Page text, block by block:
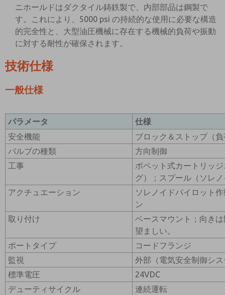
ニホールドはダクタイル鋳鉄製で、内部部品は鋼製で
す。これにより、5000 psi の持続的な使用に必要な構造
的完全性と、大型油圧機械に存在する機械的負荷や振動
に対する耐性が確保されます。
技術仕様
一般仕様
パラメータ
仕様
安全機能
ブロック＆ストップ（
バルブの種類
方向制御
工事
ポペット式カートリッ
グ）；スプール（ソレ
アクチュエーション
ソレノイドパイロット
ン
取り付け
ベースマウント；向き
望ましい。
ポートタイプ
コードフランジ
監視
外部（電気安全制御シ
標準電圧
24VDC
デューティサイクル
連続運転